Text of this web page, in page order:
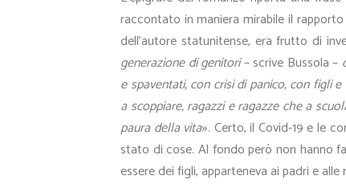
raccontato in maniera mirabile il
dell’autore statunitense, era frutto di
generazione di genitori– scrive Bussola –
e spaventati, con crisi di panico, con figli
a scoppiare, ragazzi e ragazze che a
paura della vita». Certo, il Covid-19 e le
stato di cose. Al fondo però non hanno
essere dei figli, apparteneva ai padri e